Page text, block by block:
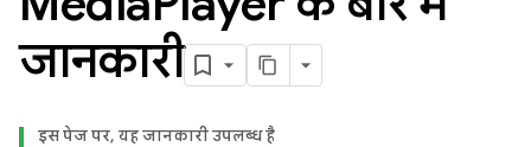
जानकारी
इस पेज पर, यह जानकारी उपलब्ध है